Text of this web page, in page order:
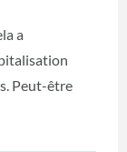
a
Peut-être